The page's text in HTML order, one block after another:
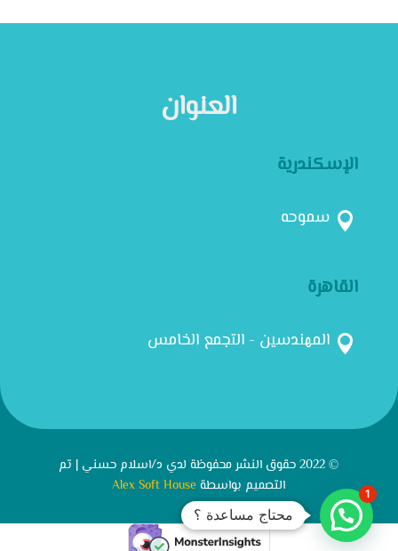
العنوان
القاهرة
 المهندسين - التجمع الخامس
الإسكندرية
 سموحه
© 2022 حقوق النشر محفوظة لدي د/اسلام حسني | تم
التصميم بواسطة Alex Soft House
محتاج مساعدة ؟
1